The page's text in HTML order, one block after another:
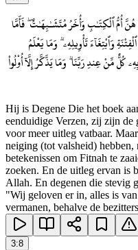
أُمُّ ٱلْكِتَـٰبِ وَأُخَرُ مُتَشَـٰبِهَـٰتٌ ۖ فَأَمَّا
وَٱبْتِغَآءَ تَأْوِيلِهِۦ ۗ وَمَا يَعْلَمُ
كُلٌّ مِّنْ عِندِ رَبِّنَا ۗ وَمَا يَذَّكَّرُ إِلَّآ أُو۟لُوا۟
Hij is Degene Die het boek
eenduidige Verzen, zij zijn de
voor meer uitleg vatbaar.
neiging (tot valsheid) hebben,
betekenissen om Fitnah te
zoeken. En de uitleg ervan is
Allah. En degenen die stevig
"Wij geloven er in, alles is
vermanen, behalve de
3:8